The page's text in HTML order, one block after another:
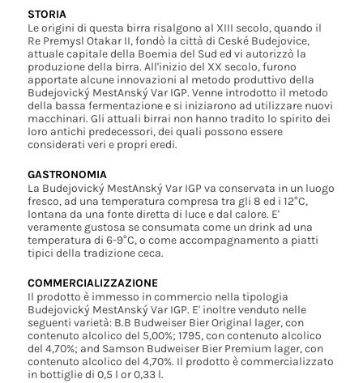
STORIA
Le origini di questa birra risalgono al XIII secolo, quando il
Re Premysl Otakar II, fondò la città di Ceské Budejovice,
attuale capitale della Boemia del Sud ed vi autorizzò la
produzione della birra. All'inizio del XX secolo, furono
apportate alcune innovazioni al metodo produttivo della
Budejovický MestAnský Var IGP. Venne introdotto il metodo
della bassa fermentazione e si iniziarono ad utilizzare nuovi
macchinari. Gli attuali birrai non hanno tradito lo spirito dei
loro antichi predecessori, dei quali possono essere
considerati veri e propri eredi.
GASTRONOMIA
La Budejovický MestAnský Var IGP va conservata in un luogo
fresco, ad una temperatura compresa tra gli 8 ed i 12°C,
lontana da una fonte diretta di luce e dal calore. E'
veramente gustosa se consumata come un drink ad una
temperatura di 6-9°C, o come accompagnamento a piatti
tipici della tradizione ceca.
COMMERCIALIZZAZIONE
Il prodotto è immesso in commercio nella tipologia
Budejovický MestAnský Var IGP. E' inoltre venduto nelle
seguenti varietà: B.B Budweiser Bier Original lager, con
contenuto alcolico del 5,00%; 1795, con contenuto alcolico
del 4,70%; and Samson Budweiser Bier Premium lager, con
contenuto alcolico del 4,70%. Il prodotto è commercializzato
in bottiglie di 0,5 l or 0,33 l.